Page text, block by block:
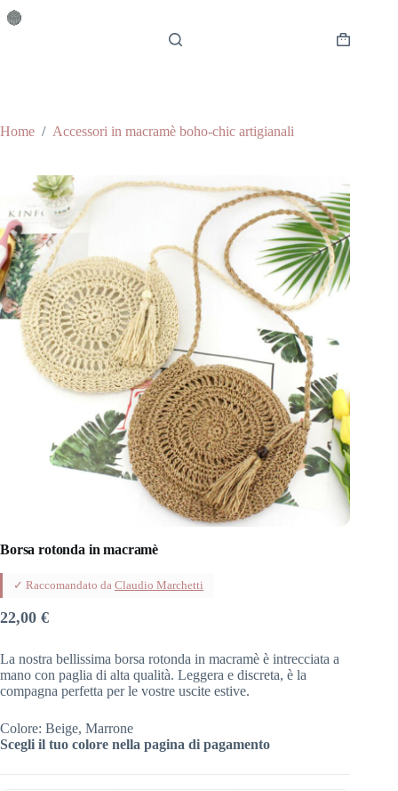
Salta
al
Carrello
Home / Accessori in macramè boho-chic artigianali
Borsa rotonda in macramè
✓ Raccomandato da Claudio Marchetti
22,00 €
La nostra bellissima borsa rotonda in macramè è intrecciata a
mano con paglia di alta qualità. Leggera e discreta, è la
compagna perfetta per le vostre uscite estive.
Colore: Beige, Marrone
Scegli il tuo colore nella pagina di pagamento